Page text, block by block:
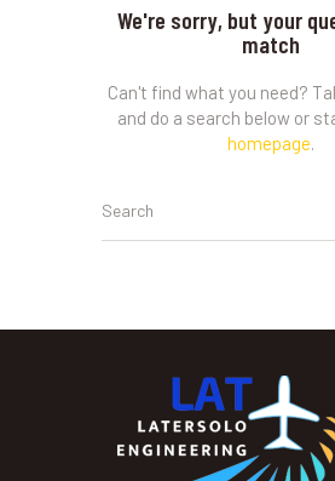
We're sorry, but your
match
Can't find what you need?
and do a search below or
homepage.